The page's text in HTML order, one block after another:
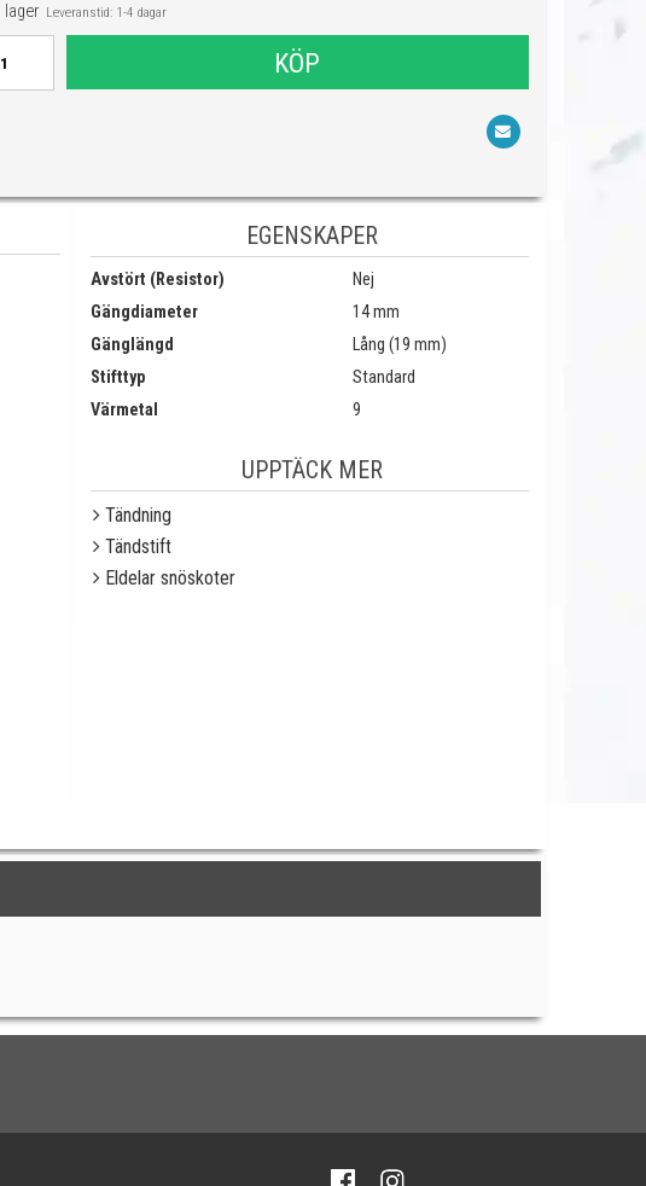
I lagerLeveranstid: 1-4 dagar
KÖP
EGENSKAPER
Avstört (Resistor)
Nej
Gängdiameter
14 mm
Gänglängd
Lång (19 mm)
Stifttyp
Standard
Värmetal
9
UPPTÄCK MER
Tändning
Tändstift
Eldelar snöskoter